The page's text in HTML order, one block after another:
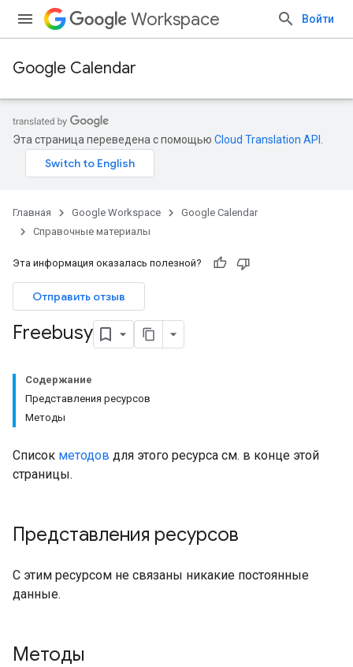
Workspace Войти
Google Calendar
Эта страница переведена с помощью Cloud Translation API
Главная Google Workspace
Google Calendar
Справочные материалы
Эта информация оказалась полезной?
Отправить отзыв
Freebusy
Содержание
Представления ресурсов
Методы
Список методов для этого ресурса см. в конце этой
страницы.
Представления ресурсов
С этим ресурсом не связаны никакие постоянные
данные.
Методы